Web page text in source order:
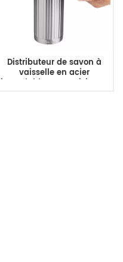
Distributeur de savon à
vaisselle en acier
inoxydable pour cuisine et